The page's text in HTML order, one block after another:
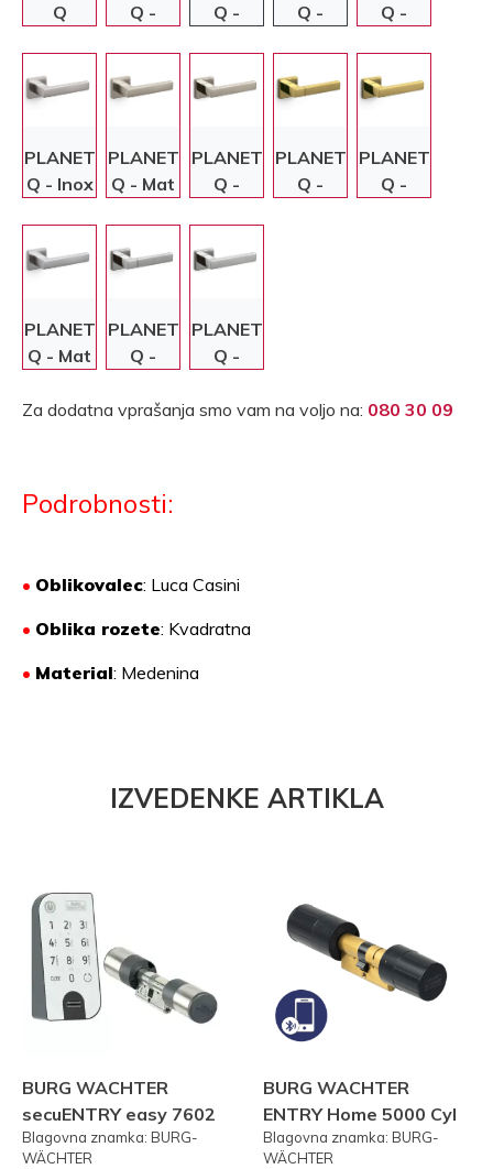
Q
Q -
Q -
Q -
Q -
PLANET
Q - Inox
PLANET
Q - Mat
PLANET
Q -
PLANET
Q -
PLANET
Q -
PLANET
Q - Mat
PLANET
Q -
krom
PLANET
Q -
Za dodatna vprašanja smo vam na voljo na: 080 30 09
Podrobnosti:
• Oblikovalec: Luca Casini
• Oblika rozete: Kvadratna
• Material: Medenina
IZVEDENKE ARTIKLA
BURG WACHTER
secuENTRY easy 7602
FP PRSTNI ODTIS
Blagovna znamka: BURG-
WÄCHTER
BURG WACHTER
ENTRY Home 5000 Cyl
Blagovna znamka: BURG-
WÄCHTER